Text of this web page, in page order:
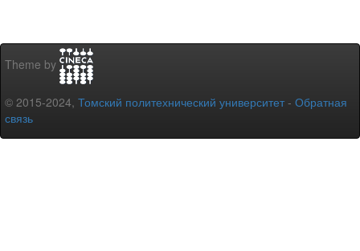
Theme by
© 2015-2024, Томский политехнический университет - Обратная
связь